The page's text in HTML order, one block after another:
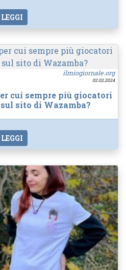
LEGGI
ilmiogiornale.org
02.02.2024
cui sempre più giocatori
sito di Wazamba?
LEGGI